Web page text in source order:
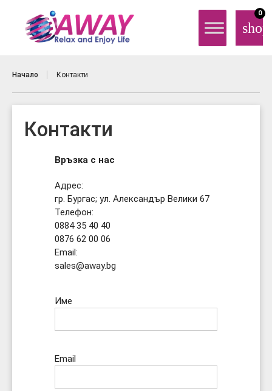
0
Начало Контакти
Контакти
Връзка с нас
Адрес:
гр. Бургас; ул. Александър Велики 67
Телефон:
0884 35 40 40
0876 62 00 06
Email:
sales@away.bg
Име
Email